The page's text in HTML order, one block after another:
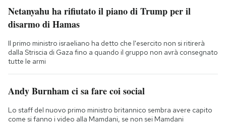
Netanyahu ha rifiutato il piano di Trump per il
disarmo di Hamas
Il primo ministro israeliano ha detto che l'esercito non si ritirerà
dalla Striscia di Gaza fino a quando il gruppo non avrà consegnato
tutte le armi
Andy Burnham ci sa fare coi social
Lo staff del nuovo primo ministro britannico sembra avere capito
come si fanno i video alla Mamdani, se non sei Mamdani